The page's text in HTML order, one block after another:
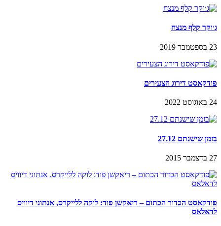
ג׳וקר קלף מנצח
23 בספטמבר 2019
פודקאסט דירוג הצעירים
24 באוגוסט 2022
בזמן שישנתם 27.12
27 בדצמבר 2015
פודקאסט הכדור הכתום – ריאקשן פוד: לוקה ללייקרס, אנתוני דיוויס
לדאלאס